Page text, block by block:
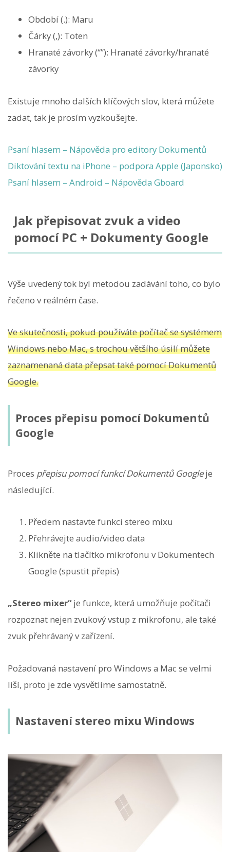
Období (.): Maru
Čárky (,): Toten
Hranaté závorky (“”): Hranaté závorky/hranaté
závorky
Existuje mnoho dalších klíčových slov, která můžete
zadat, tak je prosím vyzkoušejte.
Psaní hlasem – Nápověda pro editory Dokumentů
Diktování textu na iPhone – podpora Apple (Japonsko)
Psaní hlasem – Android – Nápověda Gboard
Jak přepisovat zvuk a video
pomocí PC + Dokumenty Google
Výše uvedený tok byl metodou zadávání toho, co bylo
řečeno v reálném čase.
Ve skutečnosti, pokud používáte počítač se systémem
Windows nebo Mac, s trochou většího úsilí můžete
zaznamenaná data přepsat také pomocí Dokumentů
Google.
Proces přepisu pomocí Dokumentů
Google
Proces přepisu pomocí funkcí Dokumentů Googleje
následující.
Předem nastavte funkci stereo mixu
Přehrávejte audio/video data
Klikněte na tlačítko mikrofonu v Dokumentech
Google (spustit přepis)
„Stereo mixer“je funkce, která umožňuje počítači
rozpoznat nejen zvukový vstup z mikrofonu, ale také
zvuk přehrávaný v zařízení.
Požadovaná nastavení pro Windows a Mac se velmi
liší, proto je zde vysvětlíme samostatně.
Nastavení stereo mixu Windows